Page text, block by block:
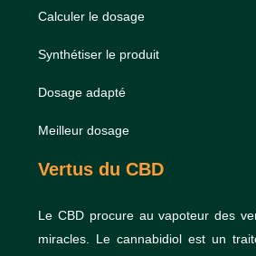
Calculer le dosage
Synthétiser le produit
Dosage adapté
Meilleur dosage
Vertus du CBD
Le CBD procure au vapoteur des
miracles. Le cannabidiol est un